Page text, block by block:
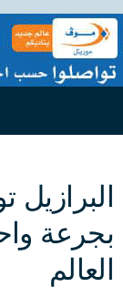
بجرعة
العالم